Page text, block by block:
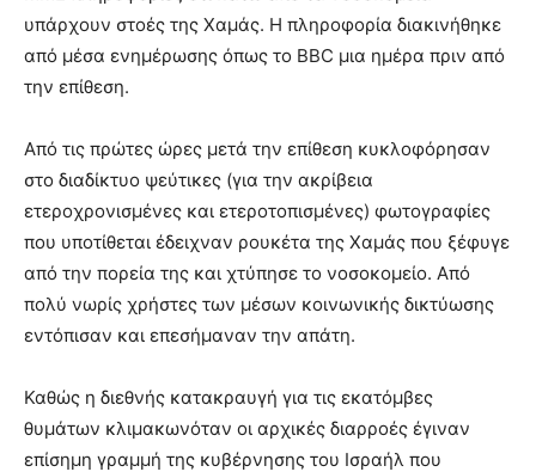
υπάρχουν στοές της Χαμάς. Η πληροφορία διακινήθηκε
από μέσα ενημέρωσης όπως το BBC μια ημέρα πριν από
την επίθεση.
Από τις πρώτες ώρες μετά την επίθεση κυκλοφόρησαν
στο διαδίκτυο ψεύτικες (για την ακρίβεια
ετεροχρονισμένες και ετεροτοπισμένες) φωτογραφίες
που υποτίθεται έδειχναν ρουκέτα της Χαμάς που ξέφυγε
από την πορεία της και χτύπησε το νοσοκομείο. Από
πολύ νωρίς χρήστες των μέσων κοινωνικής δικτύωσης
εντόπισαν και επεσήμαναν την απάτη.
Καθώς η διεθνής κατακραυγή για τις εκατόμβες
θυμάτων κλιμακωνόταν οι αρχικές διαρροές έγιναν
επίσημη γραμμή της κυβέρνησης του Ισραήλ που